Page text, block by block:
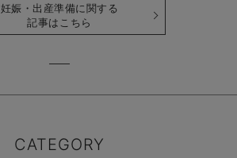
妊娠・出産準備に関する
記事はこちら
CATEGORY